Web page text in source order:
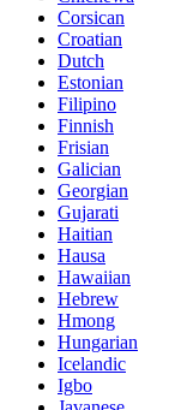
Corsican
Croatian
Dutch
Estonian
Filipino
Finnish
Frisian
Galician
Georgian
Gujarati
Haitian
Hausa
Hawaiian
Hebrew
Hmong
Hungarian
Icelandic
Igbo